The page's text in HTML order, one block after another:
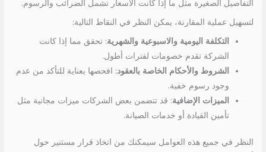
التفاصيل الصغيرة مثل ما إذا كانت الأسعار تشمل الضرائب والرسوم.
لتسهيل عملية المقارنة، يمكن النظر في النقاط التالية:
التكلفة اليومية والاسبوعية والشهرية: تحقق مما إذا كانت
الشركة تقدم خصومات لفترات أطول.
الشروط والأحكام الخاصة بالعقود: افحصها بعناية للتأكد من عدم
وجود رسوم خفية.
الميزات الإضافية: قد تتضمن بعض الشركات ميزات مجانية مثل
تأمين القيادة أو خدمات الصيانة.
النظر في جميع هذه العوامل سيمكنك من اتخاذ قرار مستنير حول